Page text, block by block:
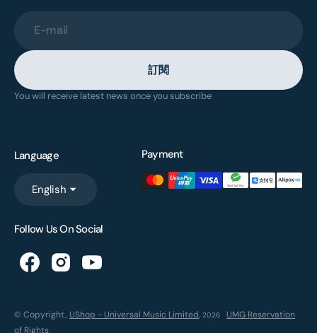
E-mail
訂閱
You will receive latest news once you subscribe
Language
English
Payment
Follow Us On Social
© Copyright, UShop - Universal Music Limited, 2026
UMG Reservation
of Rights